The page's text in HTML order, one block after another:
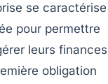
se caractérise
pour permettre
leurs finances
obligation